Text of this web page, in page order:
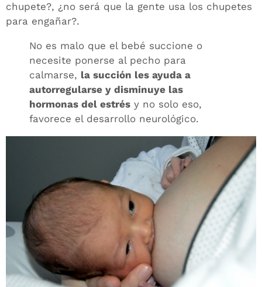
chupete?, ¿no será que la gente usa los chupetes
para engañar?.
No es malo que el bebé succione o
necesite ponerse al pecho para
calmarse, la succión les ayuda a
autorregularse y disminuye las
hormonas del estrés y no solo eso,
favorece el desarrollo neurológico.